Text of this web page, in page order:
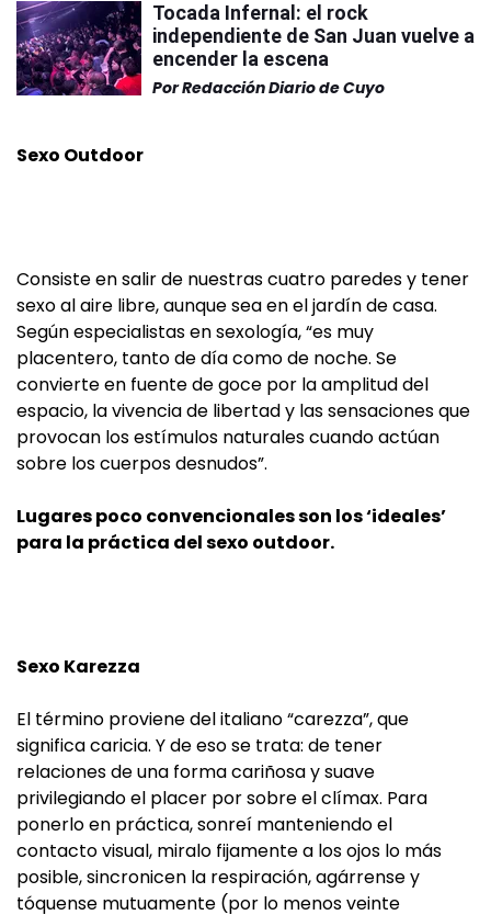
Tocada Infernal: el rock
independiente de San Juan vuelve a
encender la escena
PorRedacción Diario de Cuyo
Sexo Outdoor
Consiste en salir de nuestras cuatro paredes y tener
sexo al aire libre, aunque sea en el jardín de casa.
Según especialistas en sexología, “es muy
placentero, tanto de día como de noche. Se
convierte en fuente de goce por la amplitud del
espacio, la vivencia de libertad y las sensaciones que
provocan los estímulos naturales cuando actúan
sobre los cuerpos desnudos”.
Lugares poco convencionales son los ‘ideales’
para la práctica del sexo outdoor.
Sexo Karezza
El término proviene del italiano “carezza”, que
significa caricia. Y de eso se trata: de tener
relaciones de una forma cariñosa y suave
privilegiando el placer por sobre el clímax. Para
ponerlo en práctica, sonreí manteniendo el
contacto visual, miralo fijamente a los ojos lo más
posible, sincronicen la respiración, agárrense y
tóquense mutuamente (por lo menos veinte